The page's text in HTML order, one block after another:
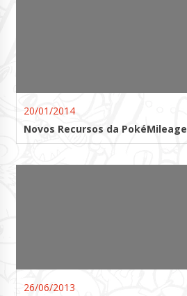
20/01/2014
Novos Recursos da PokéMileage
26/06/2013